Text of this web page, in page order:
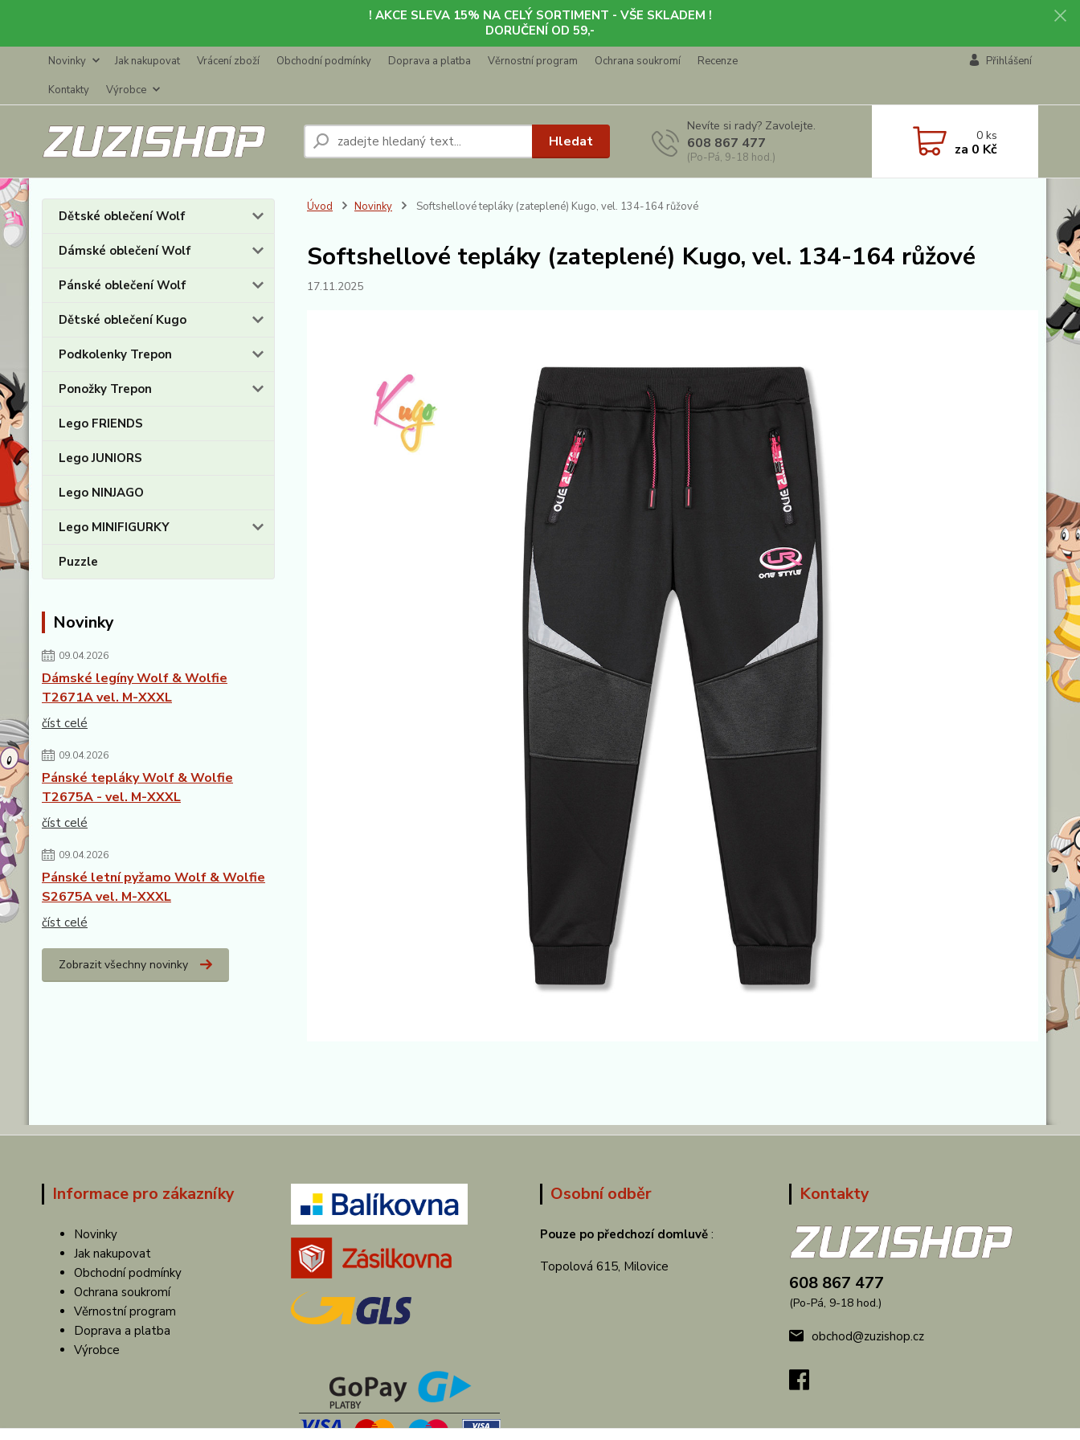
! AKCE SLEVA 15% NA CELÝ SORTIMENT - VŠE SKLADEM !
DORUČENÍ OD 59,-
Novinky Jak nakupovat Vrácení zboží Obchodní podmínky Doprava a platba Věrnostní program Ochrana soukromí
Recenze
Kontakty
Výrobce
Přihlášení
Hledat
Nevíte si rady? Zavolejte.
608 867 477
(Po-Pá, 9-18 hod.)
0ks
za 0 Kč
Dětské oblečení Wolf
Dámské oblečení Wolf
Pánské oblečení Wolf
Dětské oblečení Kugo
Podkolenky Trepon
Ponožky Trepon
Lego FRIENDS
Lego JUNIORS
Lego NINJAGO
Lego MINIFIGURKY
Puzzle
Novinky
09.04.2026
Dámské legíny Wolf & Wolfie
T2671A vel. M-XXXL
číst celé
09.04.2026
Pánské tepláky Wolf & Wolfie
T2675A - vel. M-XXXL
číst celé
09.04.2026
Pánské letní pyžamo Wolf & Wolfie
S2675A vel. M-XXXL
číst celé
Zobrazit všechny novinky
Úvod Novinky Softshellové tepláky (zateplené) Kugo, vel. 134-164 růžové
Softshellové tepláky (zateplené) Kugo, vel. 134-164 růžové
17.11.2025
Informace pro zákazníky
Novinky
Jak nakupovat
Obchodní podmínky
Ochrana soukromí
Věrnostní program
Doprava a platba
Výrobce
Osobní odběr
Pouze po předchozí domluvě :
Topolová 615, Milovice
Kontakty
608 867 477
(Po-Pá, 9-18 hod.)
obchod@zuzishop.cz